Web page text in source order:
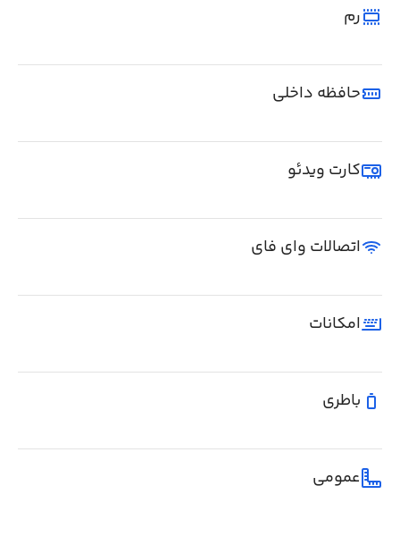
رم
حافظه داخلی
کارت ویدئو
اتصالات وای فای
امکانات
باطری
عمومی